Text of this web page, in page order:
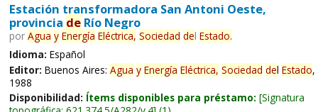
Estación transformadora San Antoni Oeste,
provincia deRío Negro
por Agua y Energía Eléctrica, Sociedad del Estado.
Idioma: Español
Editor: Buenos Aires: Agua y Energía Eléctrica, Sociedad del Estado,
1988
Disponibilidad: Ítems disponibles para préstamo: Signatura